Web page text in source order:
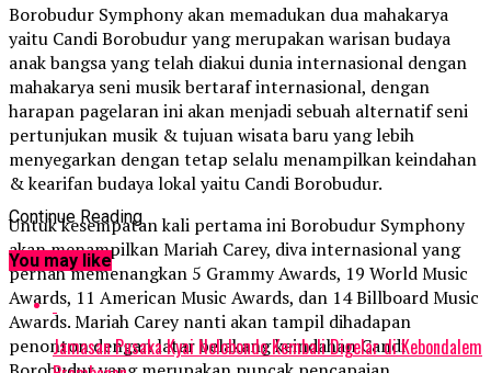
Borobudur Symphony akan memadukan dua mahakarya
yaitu Candi Borobudur yang merupakan warisan budaya
anak bangsa yang telah diakui dunia internasional dengan
mahakarya seni musik bertaraf internasional, dengan
harapan pagelaran ini akan menjadi sebuah alternatif seni
pertunjukan musik & tujuan wisata baru yang lebih
menyegarkan dengan tetap selalu menampilkan keindahan
& kearifan budaya lokal yaitu Candi Borobudur.
Untuk kesempatan kali pertama ini Borobudur Symphony
akan menampilkan Mariah Carey, diva internasional yang
pernah memenangkan 5 Grammy Awards, 19 World Music
Awards, 11 American Music Awards, dan 14 Billboard Music
Awards. Mariah Carey nanti akan tampil dihadapan
penonton dengan latar belakang keindahan Candi
Continue Reading
You may like
Jamasan Pusaka Kyai Nolobondo Kembali Digelar di Kebondalem